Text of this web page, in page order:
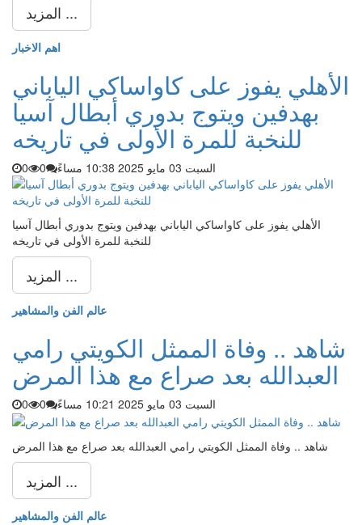
المزيد ...
اهم الاخبار
الأهلي يفوز على كاواساكي الياباني
بهدفين ويتوج بدوري أبطال آسيا
للنخبة للمرة الأولى في تاريخه
السبت 03 مايو 2025 10:38 مساءً 0
0
الأهلي يفوز على كاواساكي الياباني بهدفين ويتوج بدوري أبطال آسيا
للنخبة للمرة الأولى في تاريخه
المزيد ...
عالم الفن والمشاهير
شاهد .. وفاة الممثل الكويتي رامي
العبدالله بعد صراع مع هذا المرض
السبت 03 مايو 2025 10:21 مساءً 0
0
شاهد .. وفاة الممثل الكويتي رامي العبدالله بعد صراع مع هذا المرض
المزيد ...
عالم الفن والمشاهير